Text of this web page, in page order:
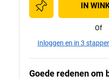
IN
Of
Inloggen en in 3
Goede redenen om